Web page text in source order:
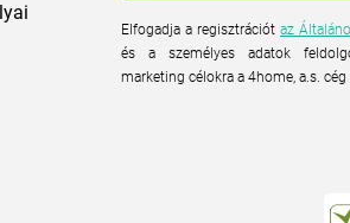
Elfogadja a regisztrációtaz
és a személyes adatok
marketing célokra a 4home, a.s. cég